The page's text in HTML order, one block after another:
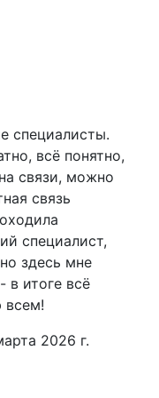
специалисты.
всё понятно,
связи, можно
связь
специалист,
здесь мне
в итоге всё
всем!
2026 г.